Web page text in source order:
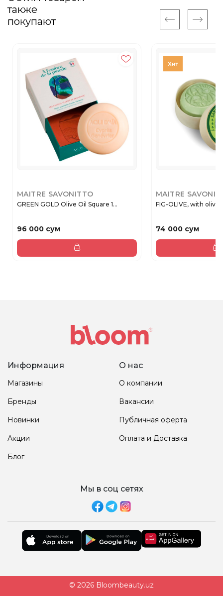
также
покупают
MAITRE SAVONITTO
GREEN GOLD Olive Oil Square 1...
96 000 сум
MAITRE
FIG-OLIVE, with olive
74 000 сум
Информация
Магазины
Бренды
Новинки
Акции
Блог
О нас
О компании
Вакансии
Публичная оферта
Оплата и Доставка
Мы в соц сетях
© 2026 Bloombeauty.uz